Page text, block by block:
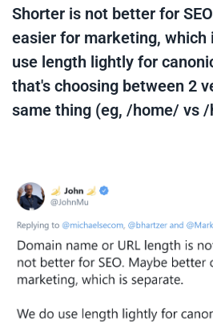
Shorter is not better for
easier for marketing, which
use length lightly for
that's choosing between 2
same thing (eg, /home/ vs